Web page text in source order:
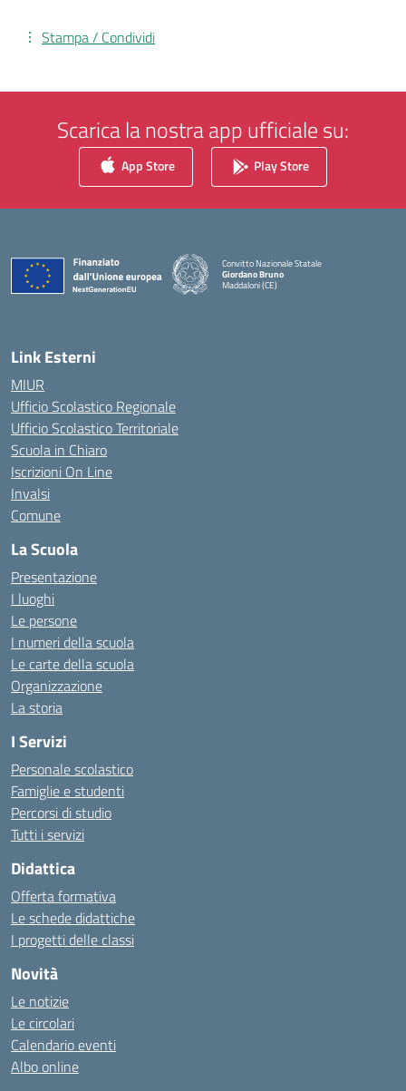
Stampa / Condividi
Scarica la nostra app ufficiale su:
App Store Play Store
Convitto Nazionale Statale
Giordano Bruno
Maddaloni (CE)
Link Esterni
MIUR
Ufficio Scolastico Regionale
Ufficio Scolastico Territoriale
Scuola in Chiaro
Iscrizioni On Line
Invalsi
Comune
La Scuola
Presentazione
I luoghi
Le persone
I numeri della scuola
Le carte della scuola
Organizzazione
La storia
I Servizi
Personale scolastico
Famiglie e studenti
Percorsi di studio
Tutti i servizi
Didattica
Offerta formativa
Le schede didattiche
I progetti delle classi
Novità
Le notizie
Le circolari
Calendario eventi
Albo online